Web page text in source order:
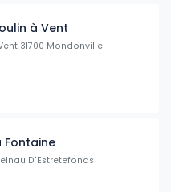
à Vent
31700 Mondonville
Fontaine
D'Estretefonds